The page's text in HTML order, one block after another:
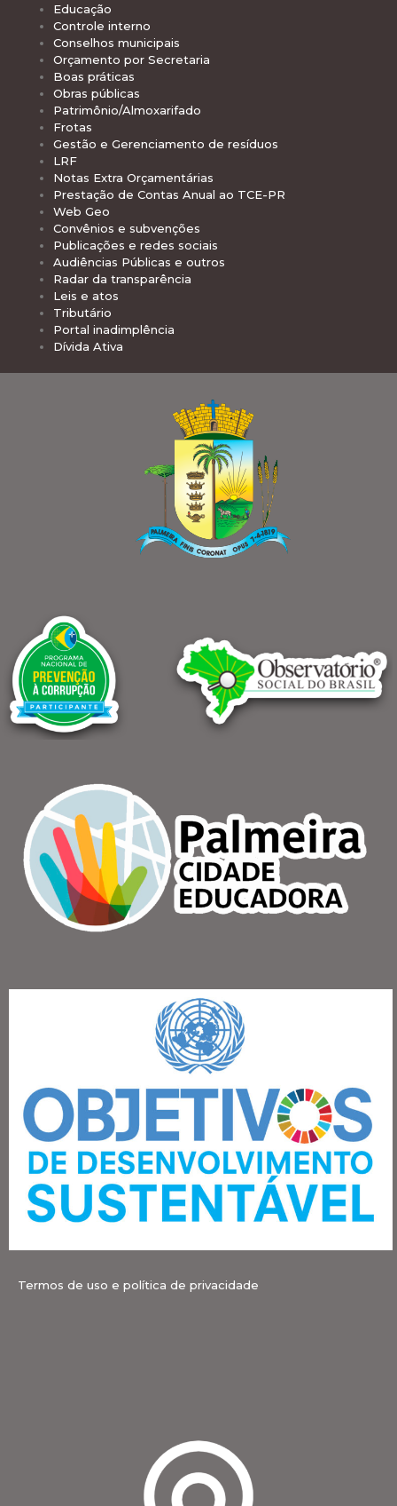
Educação
Controle interno
Conselhos municipais
Orçamento por Secretaria
Boas práticas
Obras públicas
Patrimônio/Almoxarifado
Frotas
Gestão e Gerenciamento de resíduos
LRF
Notas Extra Orçamentárias
Prestação de Contas Anual ao TCE-PR
Web Geo
Convênios e subvenções
Publicações e redes sociais
Audiências Públicas e outros
Radar da transparência
Leis e atos
Tributário
Portal inadimplência
Dívida Ativa
Termos de uso e política de privacidade